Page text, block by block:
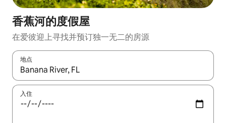
香蕉河的度假屋
在爱彼迎上寻找并预订独一无二的房源
地点
如有搜索结果，请使用上下方向键查看，或通过点击或滑动手势
入住